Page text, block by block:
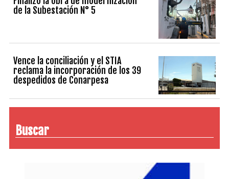
de la Subestación N° 5
Vence la conciliación y el STIA
reclama la incorporación de los 39
despedidos de Conarpesa
Buscar